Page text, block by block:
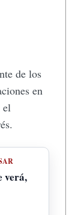
de los
en
el
verá,